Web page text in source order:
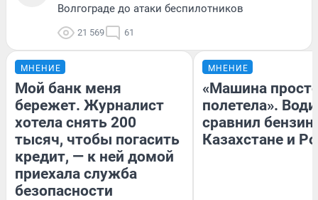
Волгограде до атаки беспилотников
21 569 61
МНЕНИЕ
Мой банк меня
бережет. Журналист
хотела снять 200
тысяч, чтобы погасить
кредит, — к ней домой
приехала служба
безопасности
МНЕНИЕ
«Машина
полетела».
сравнил бензин
Казахстане и